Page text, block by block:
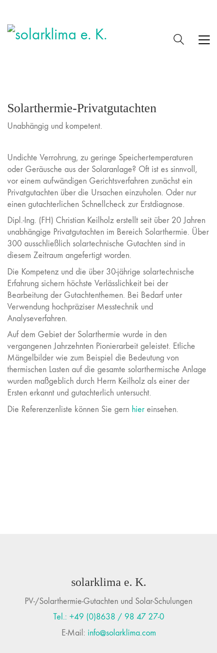
Solarthermie-Privatgutachten
Unabhängig und kompetent.
Undichte Verrohrung, zu geringe Speichertemperaturen
oder Geräusche aus der Solaranlage? Oft ist es sinnvoll,
vor einem aufwändigen Gerichtsverfahren zunächst ein
Privatgutachten über die Ursachen einzuholen. Oder nur
einen gutachterlichen Schnellcheck zur Erstdiagnose.
Dipl.-Ing. (FH) Christian Keilholz erstellt seit über 20 Jahren
unabhängige Privatgutachten im Bereich Solarthermie. Über
300 ausschließlich solartechnische Gutachten sind in
diesem Zeitraum angefertigt worden.
Die Kompetenz und die über 30-jährige solartechnische
Erfahrung sichern höchste Verlässlichkeit bei der
Bearbeitung der Gutachtenthemen. Bei Bedarf unter
Verwendung hochpräziser Messtechnik und
Analyseverfahren.
Auf dem Gebiet der Solarthermie wurde in den
vergangenen Jahrzehnten Pionierarbeit geleistet. Etliche
Mängelbilder wie zum Beispiel die Bedeutung von
thermischen Lasten auf die gesamte solarthermische Anlage
wurden maßgeblich durch Herrn Keilholz als einer der
Ersten erkannt und gutachterlich untersucht.
Die Referenzenliste können Sie gern hiereinsehen.
solarklima e. K.
PV-/Solarthermie-Gutachten und Solar-Schulungen
Tel.: +49 (0)8638 / 98 47 27-0
E-Mail: info@solarklima.com